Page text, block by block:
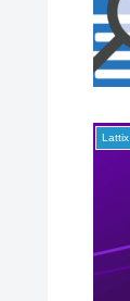
Lattix